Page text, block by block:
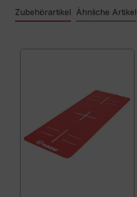
Zubehörartikel Ähnliche Artikel